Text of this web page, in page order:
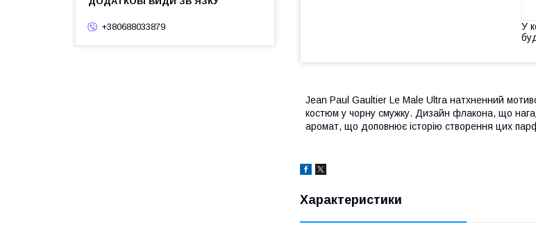
У
Jean Paul Gaultier Le Male Ultra натхненний
костюм у чорну смужку. Дизайн флакона, що
аромат, що доповнює історію створення цих
Характеристики
+380688033879